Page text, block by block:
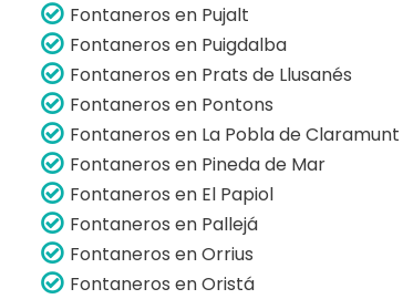
Fontaneros en Pujalt
Fontaneros en Puigdalba
Fontaneros en Prats de Llusanés
Fontaneros en Pontons
Fontaneros en La Pobla de Claramunt
Fontaneros en Pineda de Mar
Fontaneros en El Papiol
Fontaneros en Pallejá
Fontaneros en Orrius
Fontaneros en Oristá